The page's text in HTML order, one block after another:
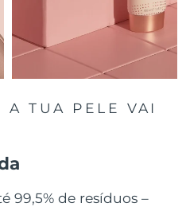
A TUA PELE VAI
99,5% de resíduos –
Entrega prevista8/11/26
Entrega prevista8/9/26
Entrega prevista 8/9/26